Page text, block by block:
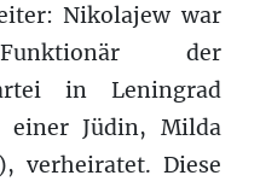
Nikolajew war
der
in Leningrad
einer Jüdin, Milda
), verheiratet. Diese